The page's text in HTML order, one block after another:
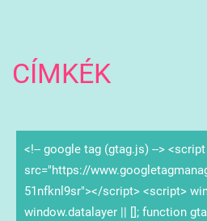
CÍMKÉK
<!-- google tag (gtag.js) -->
src="https://
51nfknl9sr"></script> <script>
window.datalayer || []; function